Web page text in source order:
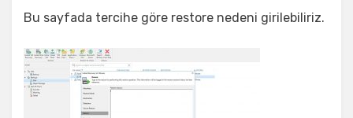
Bu sayfada tercihe göre restore nedeni girilebiliriz.